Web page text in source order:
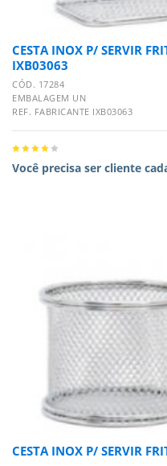
CESTA INOX P/ SERVIR
IXB03063
CÓD. 17284
EMBALAGEM UN
REF. FABRICANTE IXB03063
Você precisa ser cliente
CESTA INOX P/ SERVIR